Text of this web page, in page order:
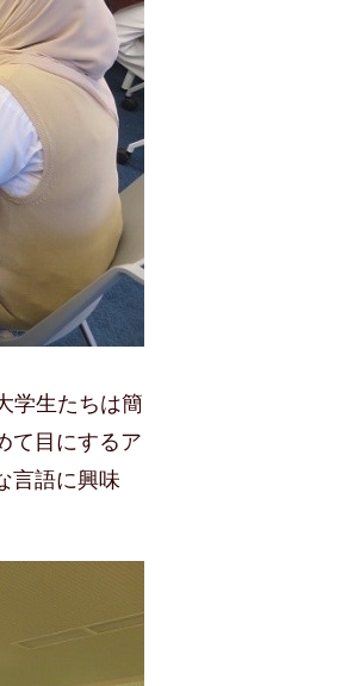
学生たちは簡
て目にするア
言語に興味